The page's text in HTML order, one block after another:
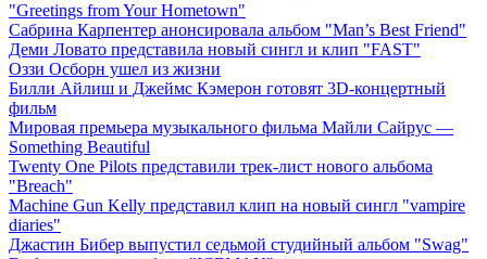
"Greetings from Your Hometown"
Сабрина Карпентер анонсировала альбом "Man’s Best Friend"
Деми Ловато представила новый сингл и клип "FAST"
Оззи Осборн ушел из жизни
Билли Айлиш и Джеймс Кэмерон готовят 3D-концертный
фильм
Мировая премьера музыкального фильма Майли Сайрус —
Something Beautiful
Twenty One Pilots представили трек-лист нового альбома
"Breach"
Machine Gun Kelly представил клип на новый сингл "vampire
diaries"
Джастин Бибер выпустил седьмой студийный альбом "Swag"